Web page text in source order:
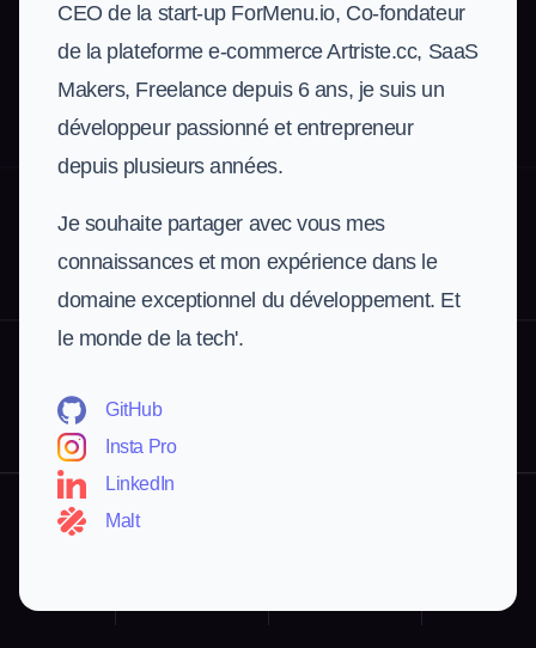
CEO de la start-up ForMenu.io, Co-fondateur
de la plateforme e-commerce Artriste.cc, SaaS
Makers, Freelance depuis 6ans, je suis un
développeur passionné et entrepreneur
depuis plusieurs années.
Je souhaite partager avec vous mes
connaissances et mon expérience dans le
domaine exceptionnel du développement. Et
le monde de la tech'.
GitHub
Insta Pro
LinkedIn
Malt